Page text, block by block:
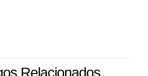
Relacionados